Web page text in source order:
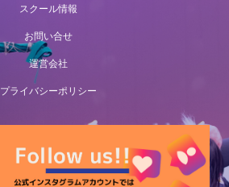
スクール情報
お問い合せ
運営会社
プライバシーポリシー